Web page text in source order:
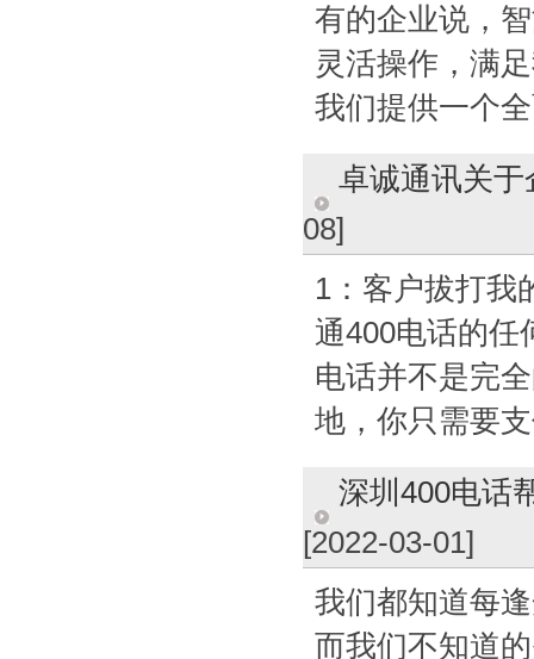
有的企业说，
灵活操作，满
我们提供一个
卓诚通讯关
08]
1：客户拔打我
通400电话的任
电话并不是完
地，你只需要
深圳400电话
[2022-03-01]
我们都知道每
而我们不知道